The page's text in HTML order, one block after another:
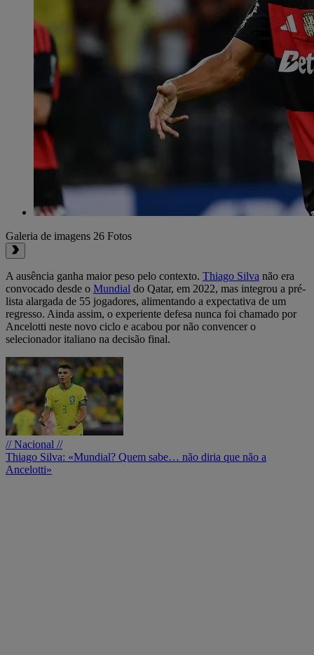
Galeria de imagens 26 Fotos
A ausência ganha maior peso pelo contexto. Thiago Silva não era
convocado desde o Mundial do Qatar, em 2022, mas integrou a pré-
lista alargada de 55 jogadores, alimentando a expectativa de um
regresso. Ainda assim, o experiente defesa nunca foi chamado por
Ancelotti neste novo ciclo e acabou por não convencer o
selecionador italiano na decisão final.
// Nacional //
Thiago Silva: «Mundial? Quem sabe… não diria que não a
Ancelotti»